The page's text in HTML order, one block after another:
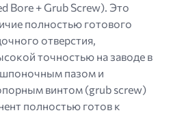
Bore + Grub Screw). Это
полностью готового
отверстия,
точностью на заводе в
шпоночным пазом и
винтом (grub screw)
полностью готов к